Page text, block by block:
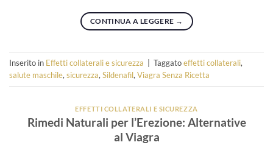
CONTINUA A LEGGERE →
Inserito in Effetti collaterali e sicurezza Taggatoeffetti collaterali,
salute maschile, sicurezza, Sildenafil, Viagra Senza Ricetta
EFFETTI COLLATERALI E SICUREZZA
Rimedi Naturali per l’Erezione: Alternative
al Viagra